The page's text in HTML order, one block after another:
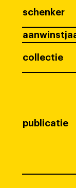
schenker
collectie
publicatie